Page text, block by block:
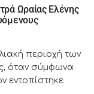
Ωραίας Ελένης
περιοχή των
όταν σύμφωνα
εντοπίστηκε